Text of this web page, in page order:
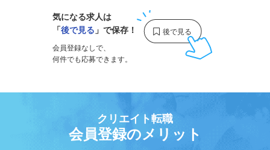
気になる求人は
「後で見る 」で保存！
会員登録なしで、
何件でも応募できます。
クリエイト転職
会員登録のメリット